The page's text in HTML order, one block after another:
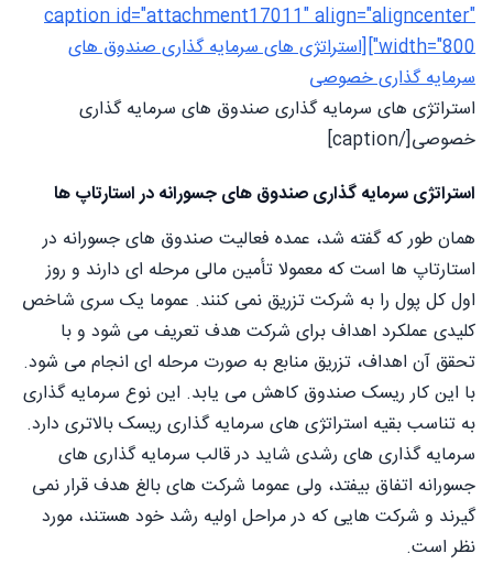
caption id="attachment17011" align="aligncenter"
width="800"][استراتژی های سرمایه گذاری صندوق های
سرمایه گذاری خصوصی
استراتژی های سرمایه گذاری صندوق های سرمایه گذاری
خصوصی[/caption]
استراتژی سرمایه گذاری صندوق های جسورانه در استارتاپ ها
همان طور که گفته شد، عمده فعالیت صندوق های جسورانه در
استارتاپ ها است که معمولا تأمین مالی مرحله ای دارند و روز
اول كل پول را به شرکت تزريق نمی کنند. عموما یک سری شاخص
کلیدی عملکرد اهداف برای شرکت هدف تعریف می شود و با
تحقق آن اهداف، تزریق منابع به صورت مرحله ای انجام می شود.
با این کار ریسک صندوق کاهش می یابد. این نوع سرمایه گذاری
به تناسب بقیه استراتژی های سرمایه گذاری ریسک بالاتری دارد.
سرمایه گذاری های رشدی شاید در قالب سرمایه گذاری های
جسورانه اتفاق بیفتد، ولی عموما شرکت های بالغ هدف قرار نمی
گیرند و شرکت هایی که در مراحل اولیه رشد خود هستند، مورد
نظر است.